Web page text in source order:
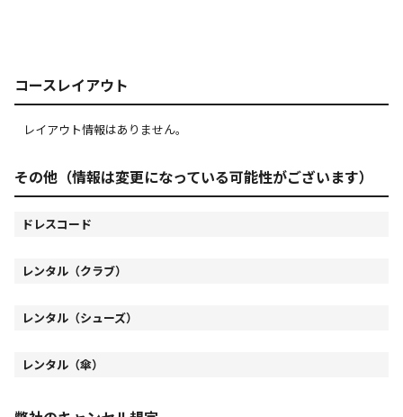
コースレイアウト
レイアウト情報はありません。
その他（情報は変更になっている可能性がございます）
ドレスコード
レンタル（クラブ）
レンタル（シューズ）
レンタル（傘）